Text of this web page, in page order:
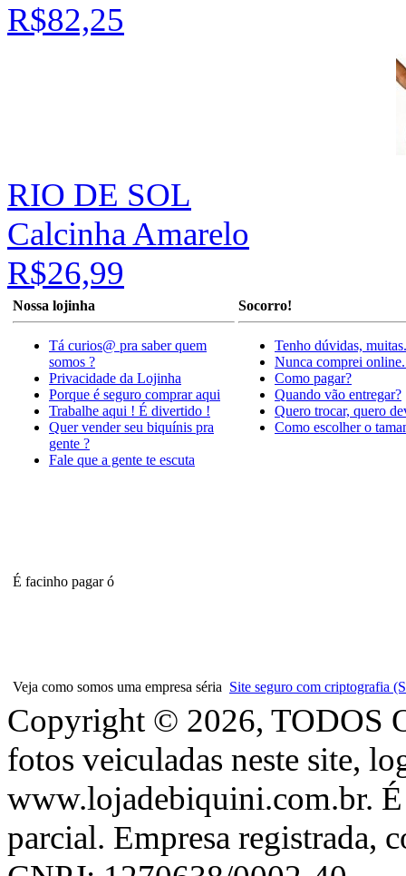
R$82,25
RIO DE SOL
Calcinha Amarelo
R$26,99
Nossa lojinha
Tá curios@ pra saber quem
somos ?
Privacidade da Lojinha
Porque é seguro comprar aqui
Trabalhe aqui ! É divertido !
Quer vender seu biquínis pra
gente ?
Fale que a gente te escuta
Socorro!
Tenho dúvidas, muitas.
Nunca comprei online.
Como pagar?
Quando vão entregar?
Quero trocar, quero
Como escolher o
É facinho pagar ó
Veja como somos uma empresa séria Site seguro com criptografia
Copyright © 2026, TODOS
fotos veiculadas neste site,
www.lojadebiquini.com.br. É
parcial. Empresa registrada,